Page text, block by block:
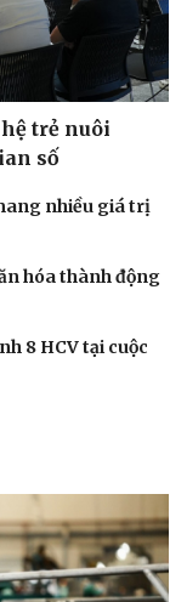
trẻ nuôi
số
nhiều giá trị
hóa thành động
8 HCV tại cuộc